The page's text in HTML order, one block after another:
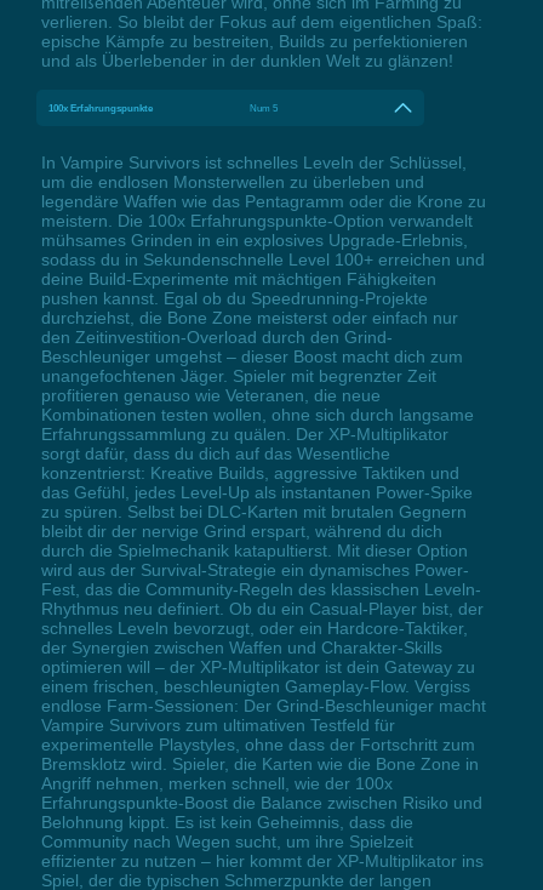
verlieren. So bleibt der Fokus auf dem eigentlichen Spaß:
epische Kämpfe zu bestreiten, Builds zu perfektionieren
und als Überlebender in der dunklen Welt zu glänzen!
100x Erfahrungspunkte Num 5
In Vampire Survivors ist schnelles Leveln der Schlüssel,
um die endlosen Monsterwellen zu überleben und
legendäre Waffen wie das Pentagramm oder die Krone zu
meistern. Die 100x Erfahrungspunkte-Option verwandelt
mühsames Grinden in ein explosives Upgrade-Erlebnis,
sodass du in Sekundenschnelle Level 100+ erreichen und
deine Build-Experimente mit mächtigen Fähigkeiten
pushen kannst. Egal ob du Speedrunning-Projekte
durchziehst, die Bone Zone meisterst oder einfach nur
den Zeitinvestition-Overload durch den Grind-
Beschleuniger umgehst – dieser Boost macht dich zum
unangefochtenen Jäger. Spieler mit begrenzter Zeit
profitieren genauso wie Veteranen, die neue
Kombinationen testen wollen, ohne sich durch langsame
Erfahrungssammlung zu quälen. Der XP-Multiplikator
sorgt dafür, dass du dich auf das Wesentliche
konzentrierst: Kreative Builds, aggressive Taktiken und
das Gefühl, jedes Level-Up als instantanen Power-Spike
zu spüren. Selbst bei DLC-Karten mit brutalen Gegnern
bleibt dir der nervige Grind erspart, während du dich
durch die Spielmechanik katapultierst. Mit dieser Option
wird aus der Survival-Strategie ein dynamisches Power-
Fest, das die Community-Regeln des klassischen Leveln-
Rhythmus neu definiert. Ob du ein Casual-Player bist, der
schnelles Leveln bevorzugt, oder ein Hardcore-Taktiker,
der Synergien zwischen Waffen und Charakter-Skills
optimieren will – der XP-Multiplikator ist dein Gateway zu
einem frischen, beschleunigten Gameplay-Flow. Vergiss
endlose Farm-Sessionen: Der Grind-Beschleuniger macht
Vampire Survivors zum ultimativen Testfeld für
experimentelle Playstyles, ohne dass der Fortschritt zum
Bremsklotz wird. Spieler, die Karten wie die Bone Zone in
Angriff nehmen, merken schnell, wie der 100x
Erfahrungspunkte-Boost die Balance zwischen Risiko und
Belohnung kippt. Es ist kein Geheimnis, dass die
Community nach Wegen sucht, um ihre Spielzeit
effizienter zu nutzen – hier kommt der XP-Multiplikator ins
Spiel, der die typischen Schmerzpunkte der langen